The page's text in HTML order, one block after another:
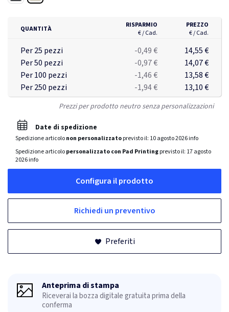
QUANTITÀ
RISPARMIO
€ / Cad.
PREZZO
€ / Cad.
Per 25 pezzi -0,49 €
14,55 €
Per 50 pezzi
-0,97 €
14,07 €
Per 100 pezzi
-1,46 €
13,58 €
Per 250 pezzi
-1,94 € 13,10 €
Prezzi per prodotto neutro senza personalizzazioni
Date di spedizione
Spedizione articolonon personalizzatoprevisto il: 10 agosto 2026info
Spedizione articolopersonalizzato con Pad Printingprevisto il: 17 agosto
2026info
Configura il prodotto
Richiedi un preventivo
Preferiti
Anteprima di stampa
Riceverai la bozza digitale gratuita prima della
conferma